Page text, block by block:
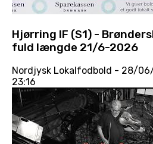
Hjørring IF (S1) -
fuld længde 21/6-2026
Nordjysk Lokalfodbold - 28/
23:16